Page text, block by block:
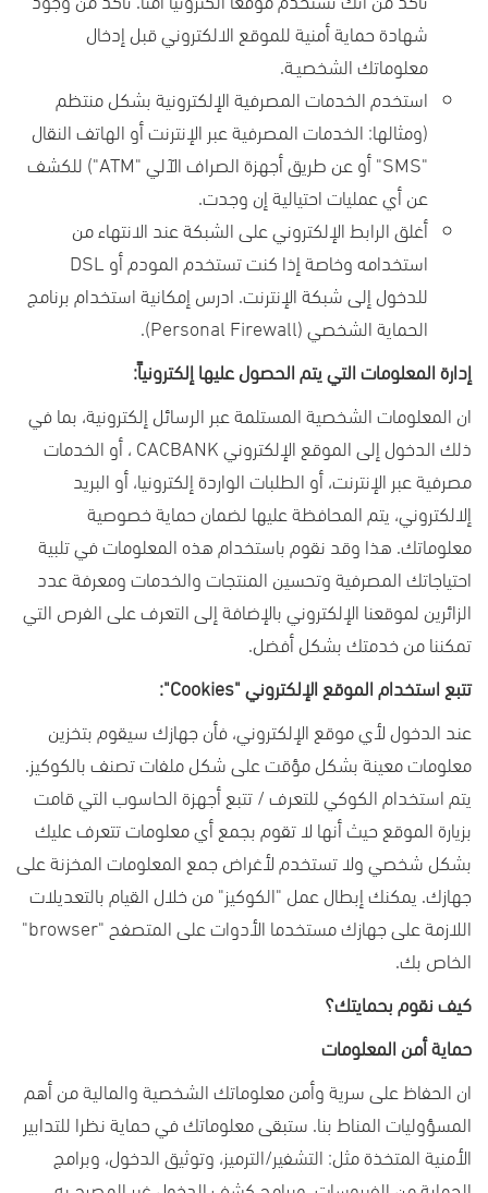
شهادة حماية أمنية للموقع الالكتروني قبل إدخال
معلوماتك الشخصيـة.
استخدم الخدمات المصرفية الإلكترونية بشكل منتظم
(ومثالها: الخدمات المصرفية عبر الإنترنت أو الهاتف النقال
"
SMS" أو عن طريق أجهزة الصراف الآلي "ATM") للكشف
عن أي عمليات احتيالية إن وجدت.
أغلق الرابط الإلكتروني على الشبكة عند الانتهاء من
استخدامه وخاصة إذا كنت تستخدم المودم أو DSL
للدخول إلى شبكة الإنترنت. ادرس إمكانية استخدام برنامج
الحماية الشخصي (Personal Firewall
).
إدارة المعلومات التي يتم الحصول عليها إلكترونياً:
ان المعلومات الشخصية المستلمة عبر الرسائل إلكترونية، بما في
ذلك الدخول إلى الموقع الإلكتروني CACBANK ، أو الخدمات
مصرفية عبر الإنترنت، أو الطلبات الواردة إلكترونيا، أو البريد
إلالكتروني، يتم المحافظة عليها لضمان حماية خصوصية
معلوماتك. هذا وقد نقوم باستخدام هذه المعلومات في تلبية
احتياجاتك المصرفية وتحسين المنتجات والخدمات ومعرفة عدد
الزائرين لموقعنا الإلكتروني بالإضافة إلى التعرف على الفرص التي
تمكننا من خدمتك بشكل أفضل.
تتبع استخدام الموقع الإلكتروني "Cookies
":
عند الدخول لأي موقع الإلكتروني، فأن جهازك سيقوم بتخزين
معلومات معينة بشكل مؤقت على شكل ملفات تصنف بالكوكيز.
يتم استخدام الكوكي للتعرف / تتبع أجهزة الحاسوب التي قامت
بزيارة الموقع حيث أنها لا تقوم بجمع أي معلومات تتعرف عليك
بشكل شخصي ولا تستخدم لأغراض جمع المعلومات المخزنة على
جهازك. يمكنك إبطال عمل "الكوكيز" من خلال القيام بالتعديلات
اللازمة على جهازك مستخدما الأدوات على المتصفح "browser
"
الخاص بك.
كيف نقوم بحمايتك؟
حماية أمن المعلومات
ان الحفاظ على سرية وأمن معلوماتك الشخصية والمالية من أهم
المسؤوليات المناط بنا. ستبقى معلوماتك في حماية نظرا للتدابير
الأمنية المتخذة مثل: التشفير/الترميز، وتوثيق الدخول، وبرامج